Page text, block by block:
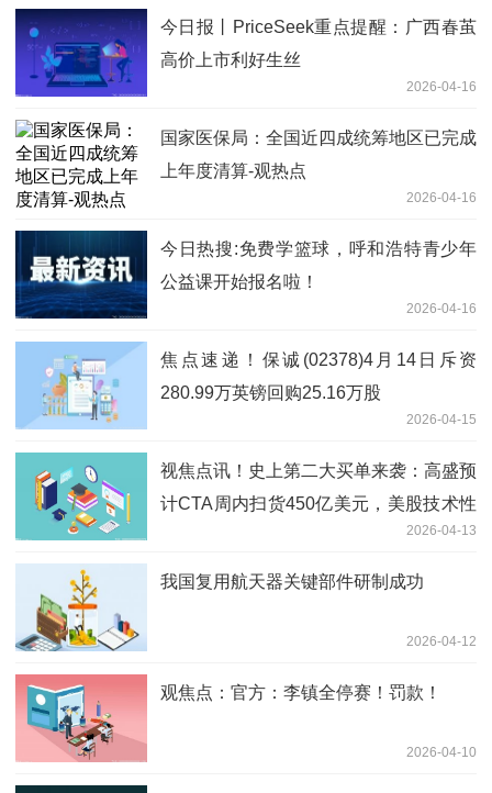
今日报丨PriceSeek重点提醒：广西春茧
高价上市利好生丝
2026-04-16
国家医保局：全国近四成统筹地区已完成
上年度清算-观热点
2026-04-16
今日热搜:免费学篮球，呼和浩特青少年
公益课开始报名啦！
2026-04-16
焦点速递！保诚(02378)4月14日斥资
280.99万英镑回购25.16万股
2026-04-15
视焦点讯！史上第二大买单来袭：高盛预
计CTA周内扫货450亿美元，美股技术性
2026-04-13
我国复用航天器关键部件研制成功
2026-04-12
观焦点：官方：李镇全停赛！罚款！
2026-04-10